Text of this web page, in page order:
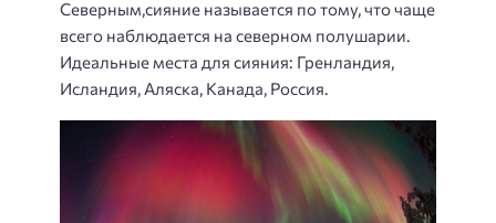
Северным,сияние называется по тому, что чаще
всего наблюдается на северном полушарии.
Идеальные места для сияния: Гренландия,
Исландия, Аляска, Канада, Россия.